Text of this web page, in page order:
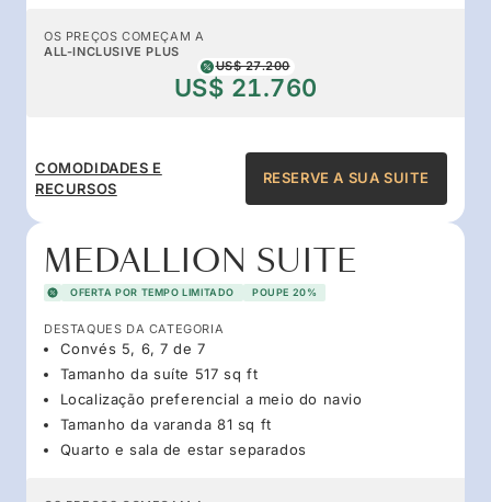
OS PREÇOS COMEÇAM A
ALL-INCLUSIVE PLUS
US$ 27.200
US$ 21.760
COMODIDADES E
RECURSOS
RESERVE A SUA SUITE
MEDALLION SUITE
OFERTA POR TEMPO LIMITADO POUPE 20%
DESTAQUES DA CATEGORIA
Convés 5, 6, 7 de 7
Tamanho da suíte 517 sq ft
Localização preferencial a meio do navio
Tamanho da varanda 81 sq ft
Quarto e sala de estar separados